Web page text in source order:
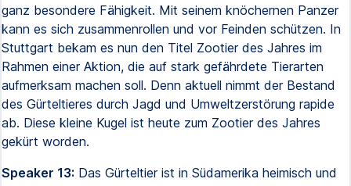
ganz besondere Fähigkeit. Mit seinem knöchernen Panzer
kann es sich zusammenrollen und vor Feinden schützen. In
Stuttgart bekam es nun den Titel Zootier des Jahres im
Rahmen einer Aktion, die auf stark gefährdete Tierarten
aufmerksam machen soll. Denn aktuell nimmt der Bestand
des Gürteltieres durch Jagd und Umweltzerstörung rapide
ab. Diese kleine Kugel ist heute zum Zootier des Jahres
gekürt worden.
Speaker 13: Das Gürteltier ist in Südamerika heimisch und